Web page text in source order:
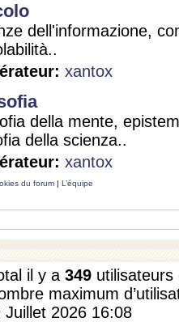
dell'informazione,
xantox
della mente,
della scienza..
xantox
du forum | L’équipe
il y a 349
maximum
Juillet 2026 16:08